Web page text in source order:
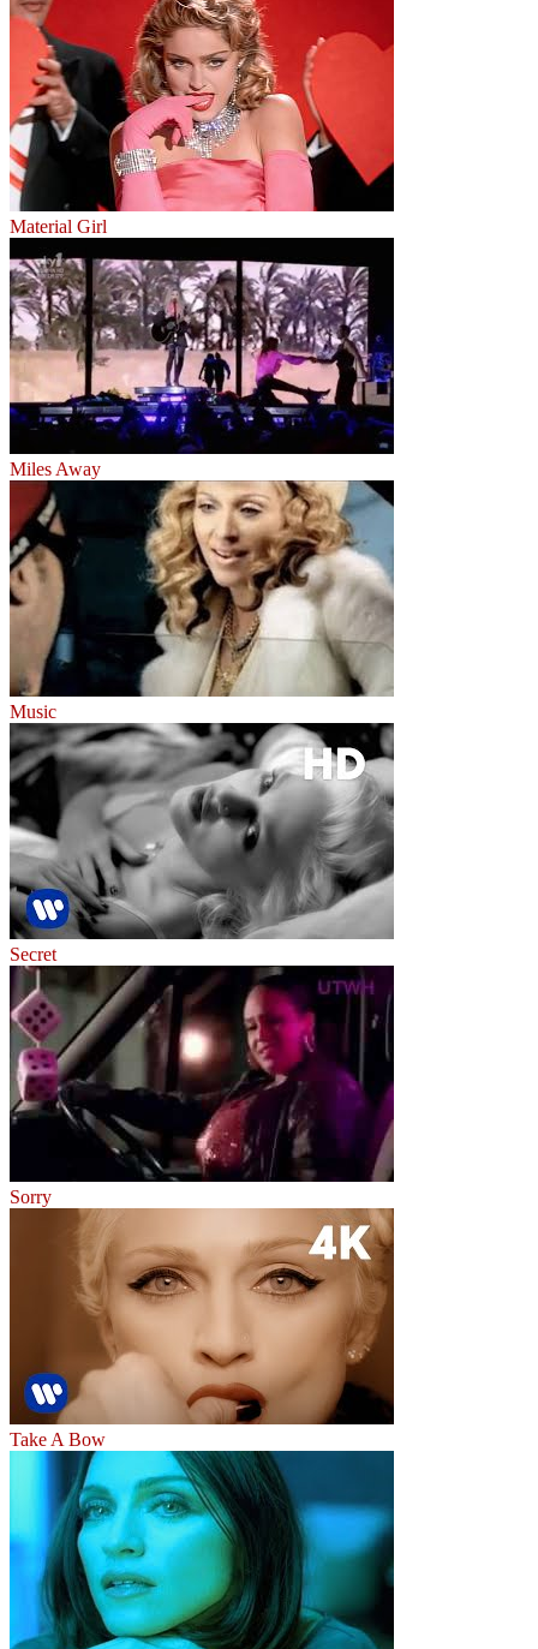
Material Girl
Miles Away
Music
Secret
Sorry
Take A Bow